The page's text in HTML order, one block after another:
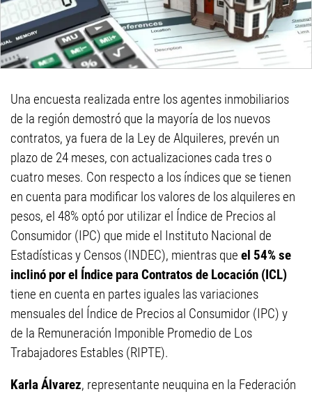
Una encuesta realizada entre los agentes inmobiliarios
de la región demostró que la mayoría de los nuevos
contratos, ya fuera de la Ley de Alquileres, prevén un
plazo de 24 meses, con actualizaciones cada tres o
cuatro meses. Con respecto a los índices que se tienen
en cuenta para modificar los valores de los alquileres en
pesos, el 48% optó por utilizar el Índice de Precios al
Consumidor (IPC) que mide el Instituto Nacional de
Estadísticas y Censos (INDEC), mientras que el 54% se
inclinó por el Índice para Contratos de Locación (ICL)
tiene en cuenta en partes iguales las variaciones
mensuales del Índice de Precios al Consumidor (IPC) y
de la Remuneración Imponible Promedio de Los
Trabajadores Estables (RIPTE).
Karla Álvarez, representante neuquina en la Federación